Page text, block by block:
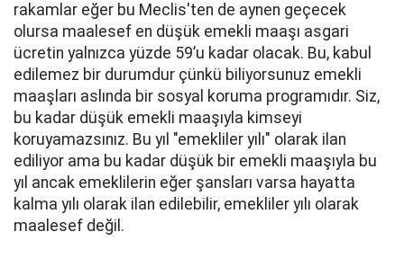
rakamlar eğer bu Meclis'ten de aynen geçecek
olursa maalesef en düşük emekli maaşı asgari
ücretin yalnızca yüzde 59’u kadar olacak. Bu, kabul
edilemez bir durumdur çünkü biliyorsunuz emekli
maaşları aslında bir sosyal koruma programıdır. Siz,
bu kadar düşük emekli maaşıyla kimseyi
koruyamazsınız. Bu yıl "emekliler yılı" olarak ilan
ediliyor ama bu kadar düşük bir emekli maaşıyla bu
yıl ancak emeklilerin eğer şansları varsa hayatta
kalma yılı olarak ilan edilebilir, emekliler yılı olarak
maalesef değil.